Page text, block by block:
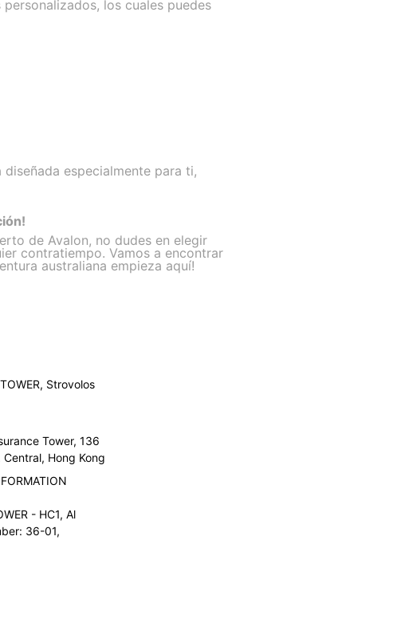
los cuales puedes
especialmente para ti,
de Avalon, no dudes en elegir
contratiempo. Vamos a encontrar
australiana empieza aquí!
Strovolos
Tower, 136
Central, Hong Kong
- HC1, Al
36-01,